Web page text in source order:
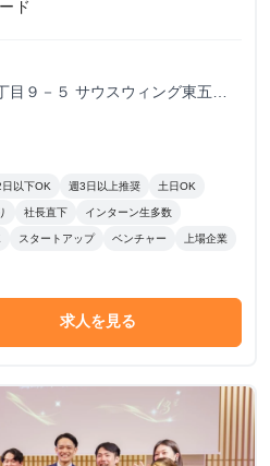
ド
９－５ サウスウィング東五反
以下OK 週3日以上推奨 土日OK
社長直下 インターン生多数
スタートアップ ベンチャー 上場企業
求人を見る